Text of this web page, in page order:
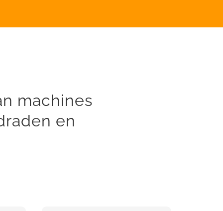
machines
en